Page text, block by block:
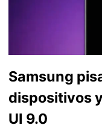
Samsung
dispositivos
UI 9.0